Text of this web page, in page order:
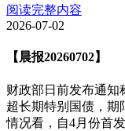
阅读完整内容
2026-07-02
【晨报20260702】
财政部日前发布通知
超长期特别国债，期
情况看，自4月份首